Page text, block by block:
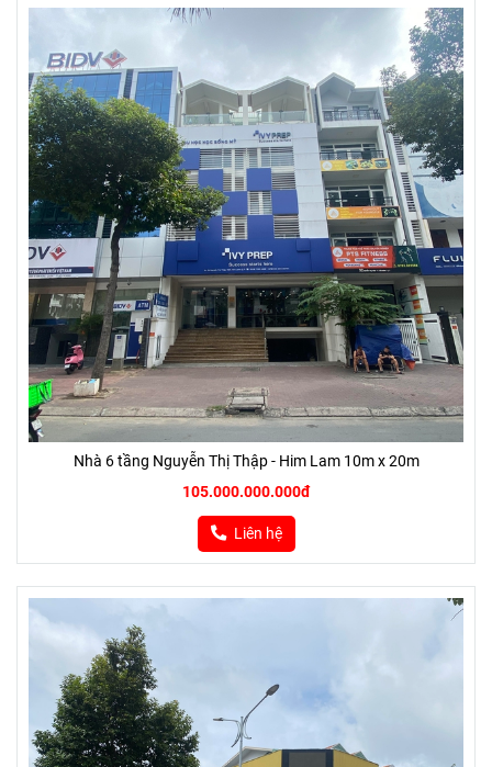
Nhà 6 tầng Nguyễn Thị Thập - Him Lam 10m x 20m
105.000.000.000đ
Liên hệ